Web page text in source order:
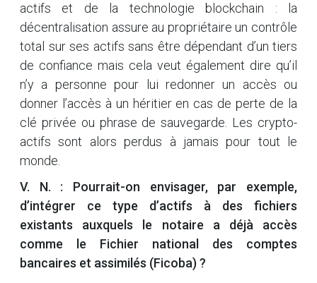
actifs et de la technologie blockchain : la
décentralisation assure au propriétaire un contrôle
total sur ses actifs sans être dépendant d’un tiers
de confiance mais cela veut également dire qu’il
n’y a personne pour lui redonner un accès ou
donner l’accès à un héritier en cas de perte de la
clé privée ou phrase de sauvegarde. Les crypto-
actifs sont alors perdus à jamais pour tout le
monde.
V. N. : Pourrait-on envisager, par exemple,
d’intégrer ce type d’actifs à des fichiers
existants auxquels le notaire a déjà accès
comme le Fichier national des comptes
bancaires et assimilés (Ficoba) ?